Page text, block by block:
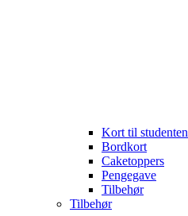
Kort til studenten
Bordkort
Caketoppers
Pengegave
Tilbehør
Tilbehør